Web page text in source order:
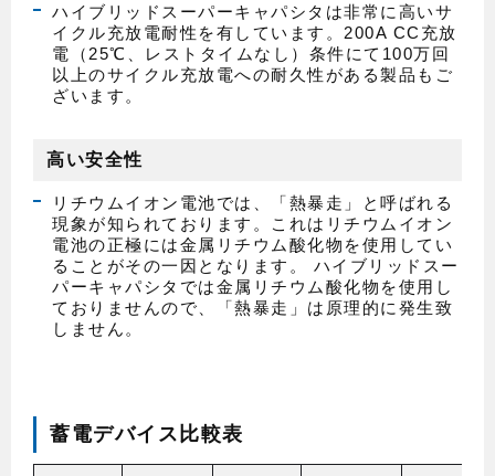
ハイブリッドスーパーキャパシタは非常に高いサ
イクル充放電耐性を有しています。200A CC充放
電（25℃、レストタイムなし）条件にて100万回
以上のサイクル充放電への耐久性がある製品もご
ざいます。
高い安全性
リチウムイオン電池では、「熱暴走」と呼ばれる
現象が知られております。これはリチウムイオン
電池の正極には金属リチウム酸化物を使用してい
ることがその一因となります。 ハイブリッドスー
パーキャパシタでは金属リチウム酸化物を使用し
ておりませんので、「熱暴走」は原理的に発生致
しません。
蓄電デバイス比較表